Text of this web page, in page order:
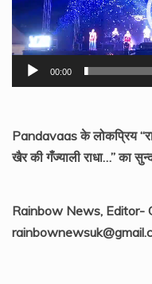
00:00
Pandavaas के लोकप्रिय
खैर की गँज्याली राधा…” का
Rainbow News, Editor-